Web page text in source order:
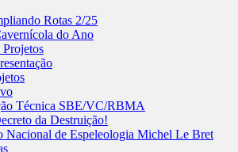
Rotas 2/25
do Ano
Técnica SBE/VC/RBMA
da Destruição!
Nacional de Espeleologia Michel Le Bret